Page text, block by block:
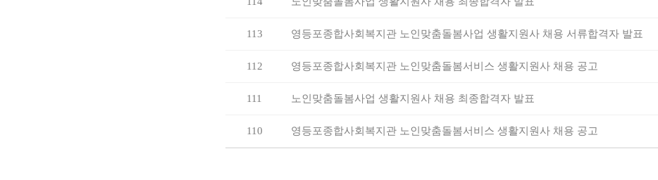
113 영등포종합사회복지관 노인맞춤돌봄사업 생활지원사 채용 서류합격자 발표
112 영등포종합사회복지관 노인맞춤돌봄서비스 생활지원사 채용 공고
111 노인맞춤돌봄사업 생활지원사 채용 최종합격자 발표
110 영등포종합사회복지관 노인맞춤돌봄서비스 생활지원사 채용 공고